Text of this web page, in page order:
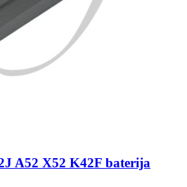
A52 X52 K42F baterija